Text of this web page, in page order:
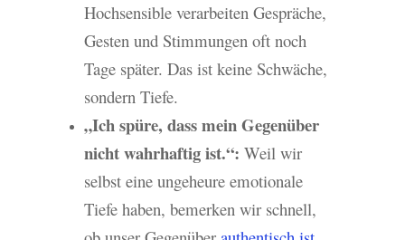
Hochsensible verarbeiten Gespräche,
Gesten und Stimmungen oft noch
Tage später. Das ist keine Schwäche,
sondern Tiefe.
„Ich spüre, dass mein Gegenüber
nicht wahrhaftig ist.“: Weil wir
selbst eine ungeheure emotionale
Tiefe haben, bemerken wir schnell,